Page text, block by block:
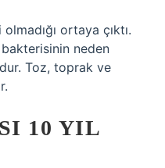
ortaya çıktı.
neden
Toz, toprak ve
10 YIL